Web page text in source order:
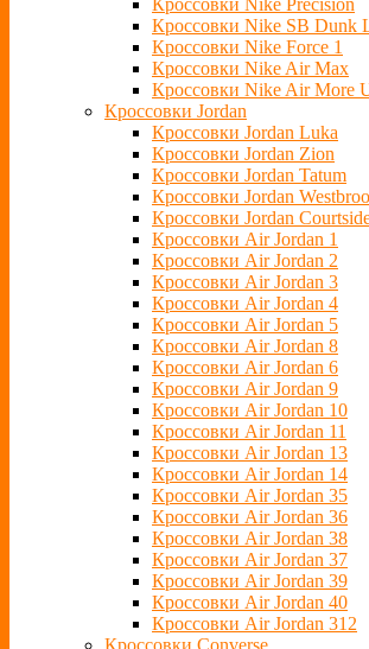
Кроссовки Nike Precision
Кроссовки Nike SB Dunk
Кроссовки Nike Force 1
Кроссовки Nike Air Max
Кроссовки Nike Air More
Кроссовки Jordan
Кроссовки Jordan Luka
Кроссовки Jordan Zion
Кроссовки Jordan Tatum
Кроссовки Jordan
Кроссовки Jordan
Кроссовки Air Jordan 1
Кроссовки Air Jordan 2
Кроссовки Air Jordan 3
Кроссовки Air Jordan 4
Кроссовки Air Jordan 5
Кроссовки Air Jordan 8
Кроссовки Air Jordan 6
Кроссовки Air Jordan 9
Кроссовки Air Jordan 10
Кроссовки Air Jordan 11
Кроссовки Air Jordan 13
Кроссовки Air Jordan 14
Кроссовки Air Jordan 35
Кроссовки Air Jordan 36
Кроссовки Air Jordan 38
Кроссовки Air Jordan 37
Кроссовки Air Jordan 39
Кроссовки Air Jordan 40
Кроссовки Air Jordan 312